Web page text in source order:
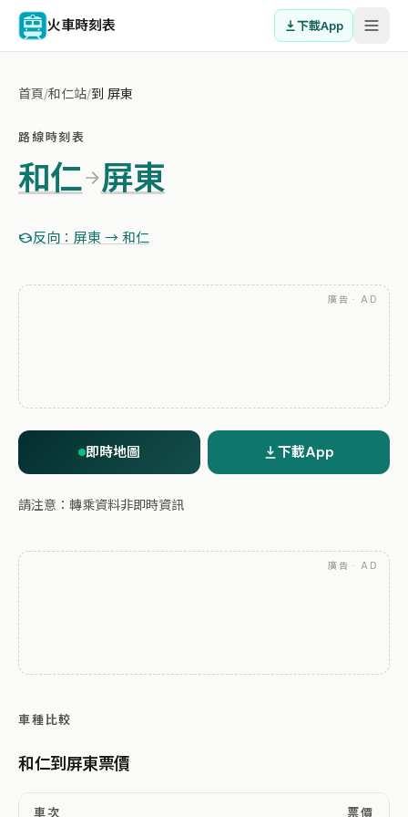
火車時刻表 下載App
首頁/和仁站/到 屏東
路線時刻表
和仁 屏東
反向：屏東 → 和仁
廣告 · AD
即時地圖 下載App
請注意：轉乘資料非即時資訊
廣告 · AD
車種比較
和仁到屏東票價
車次 票價